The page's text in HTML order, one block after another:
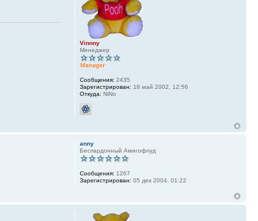
Vinnny
Менеджер
Сообщения: 2435
Зарегистрирован: 18 май 2002, 12:56
Откуда: NiNo
anny
Беспардонный Амигофлуд
Сообщения: 1267
Зарегистрирован: 05 дек 2004, 01:22